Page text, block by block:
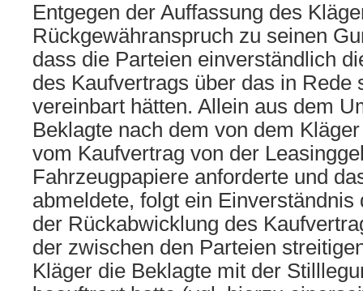
Entgegen der Auffassung des
Rückgewähranspruch zu seinen
dass die Parteien einverständlich
des Kaufvertrags über das in Rede
vereinbart hätten. Allein aus dem
Beklagte nach dem von dem
vom Kaufvertrag von der
Fahrzeugpapiere anforderte und
abmeldete, folgt ein Einverständnis
der Rückabwicklung des
der zwischen den Parteien
Kläger die Beklagte mit der